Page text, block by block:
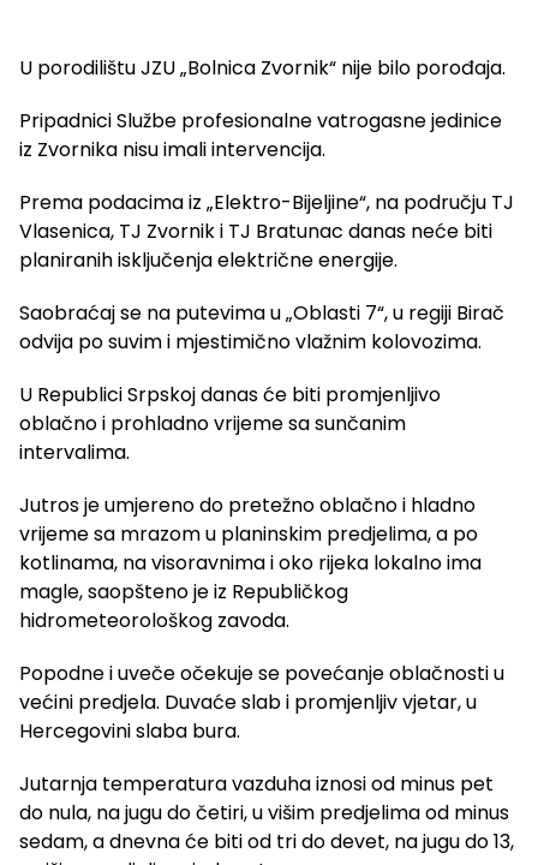
U porodilištu JZU „Bolnica Zvornik“ nije bilo porođaja.
Pripadnici Službe profesionalne vatrogasne jedinice
iz Zvornika nisu imali intervencija.
Prema podacima iz „Elektro-Bijeljine“, na području TJ
Vlasenica, TJ Zvornik i TJ Bratunac danas neće biti
planiranih isključenja električne energije.
Saobraćaj se na putevima u „Oblasti 7“, u regiji Birač
odvija po suvim i mjestimično vlažnim kolovozima.
U Republici Srpskoj danas će biti promjenljivo
oblačno i prohladno vrijeme sa sunčanim
intervalima.
Jutros je umjereno do pretežno oblačno i hladno
vrijeme sa mrazom u planinskim predjelima, a po
kotlinama, na visoravnima i oko rijeka lokalno ima
magle, saopšteno je iz Republičkog
hidrometeorološkog zavoda.
Popodne i uveče očekuje se povećanje oblačnosti u
većini predjela. Duvaće slab i promjenljiv vjetar, u
Hercegovini slaba bura.
Jutarnja temperatura vazduha iznosi od minus pet
do nula, na jugu do četiri, u višim predjelima od minus
sedam, a dnevna će biti od tri do devet, na jugu do 13,